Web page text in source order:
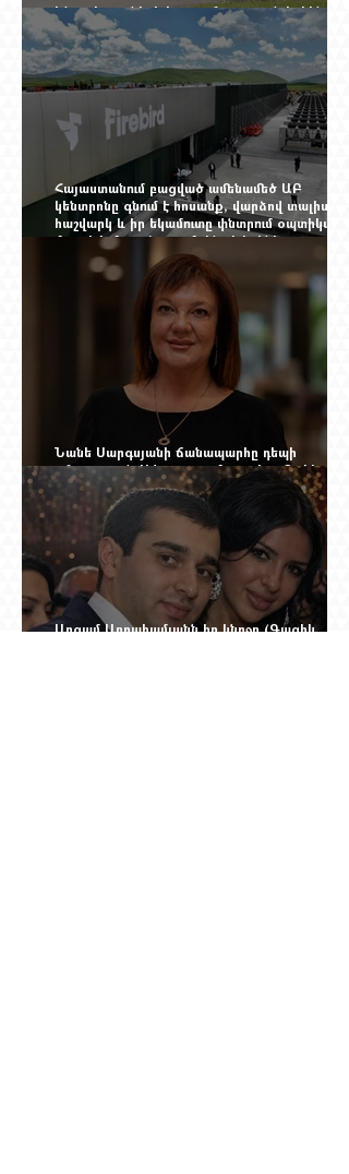
Ինչու է ռուսների հոսքը Հայաստան կրկին
ակտիվացել
Հայաստանում բացված ամենամեծ ԱԲ
կենտրոնը գնում է հոսանք, վարձով տալիս
հաշվարկ և իր եկամուտը փնտրում
մալուխի մյուս ծայրում. ինչ է իրենից
ներկայացնում Firebird AI-ն
Նանե Սարգսյանի ճանապարհը դեպի
«Հայաստան-Սփյուռք» ամսագրի ամերիկյան
էջը
Արգամ Աբրահամյանն իր կնոջը (Գագիկ